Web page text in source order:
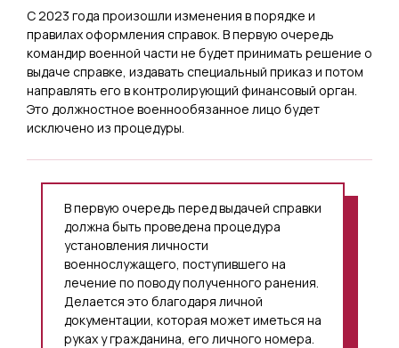
С 2023 года произошли изменения в порядке и
правилах оформления справок. В первую очередь
командир военной части не будет принимать решение о
выдаче справке, издавать специальный приказ и потом
направлять его в контролирующий финансовый орган.
Это должностное военнообязанное лицо будет
исключено из процедуры.
В первую очередь перед выдачей справки
должна быть проведена процедура
установления личности
военнослужащего, поступившего на
лечение по поводу полученного ранения.
Делается это благодаря личной
документации, которая может иметься на
руках у гражданина, его личного номера.